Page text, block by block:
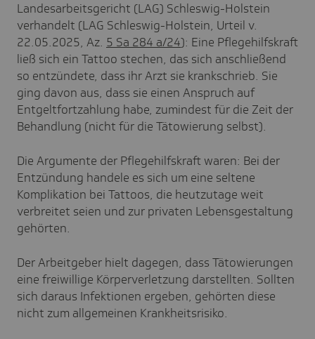
Landesarbeitsgericht (LAG) Schleswig-Holstein
verhandelt (LAG Schleswig-Holstein, Urteil v.
22.05.2025, Az. 5 Sa 284 a/24): Eine Pflegehilfskraft
ließ sich ein Tattoo stechen, das sich anschließend
so entzündete, dass ihr Arzt sie krankschrieb. Sie
ging davon aus, dass sie einen Anspruch auf
Entgeltfortzahlung habe, zumindest für die Zeit der
Behandlung (nicht für die Tätowierung selbst).
Die Argumente der Pflegehilfskraft waren: Bei der
Entzündung handele es sich um eine seltene
Komplikation bei Tattoos, die heutzutage weit
verbreitet seien und zur privaten Lebensgestaltung
gehörten.
Der Arbeitgeber hielt dagegen, dass Tätowierungen
eine freiwillige Körperverletzung darstellten. Sollten
sich daraus Infektionen ergeben, gehörten diese
nicht zum allgemeinen Krankheitsrisiko.